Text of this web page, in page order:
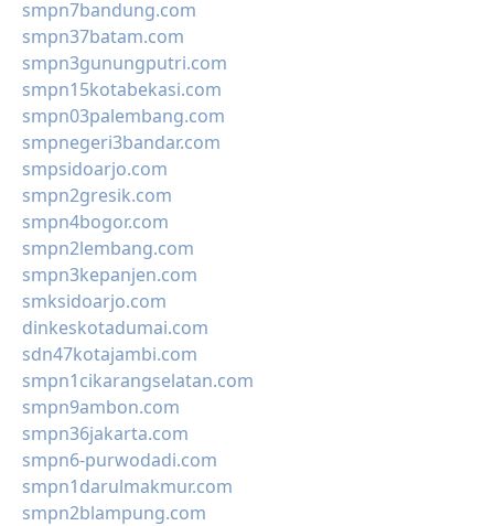
smpn7bandung.com
smpn37batam.com
smpn3gunungputri.com
smpn15kotabekasi.com
smpn03palembang.com
smpnegeri3bandar.com
smpsidoarjo.com
smpn2gresik.com
smpn4bogor.com
smpn2lembang.com
smpn3kepanjen.com
smksidoarjo.com
dinkeskotadumai.com
sdn47kotajambi.com
smpn1cikarangselatan.com
smpn9ambon.com
smpn36jakarta.com
smpn6-purwodadi.com
smpn1darulmakmur.com
smpn2blampung.com